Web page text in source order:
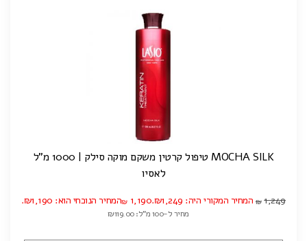
MOCHA SILK טיפול קרטין משקם מוקה סילק | 1000 מ"ל
לאסיו
₪ 1,249 המחיר המקורי היה: ₪1,249. ₪ 1,190 המחיר הנוכחי הוא: ₪1,190.
מחיר ל-100 מ"ל: ₪119.00